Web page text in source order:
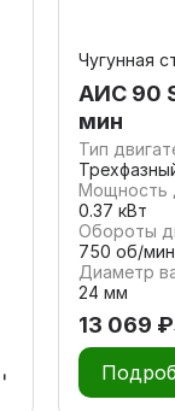
Чугунная
АИС 90
мин
Тип
Мощность
0.37 кВт
Обороты
750 об/мин
Диаметр
24 мм
13 069 ₽